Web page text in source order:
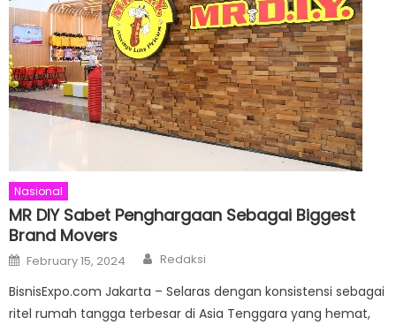
Nasional
MR DIY Sabet Penghargaan Sebagai Biggest
Brand Movers
Posted
on
February 15, 2024 Author
Redaksi
BisnisExpo.com Jakarta – Selaras dengan konsistensi sebagai
ritel rumah tangga terbesar di Asia Tenggara yang hemat,